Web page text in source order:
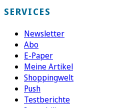
SERVICES
Newsletter
Abo
E-Paper
Meine Artikel
Shoppingwelt
Push
Testberichte